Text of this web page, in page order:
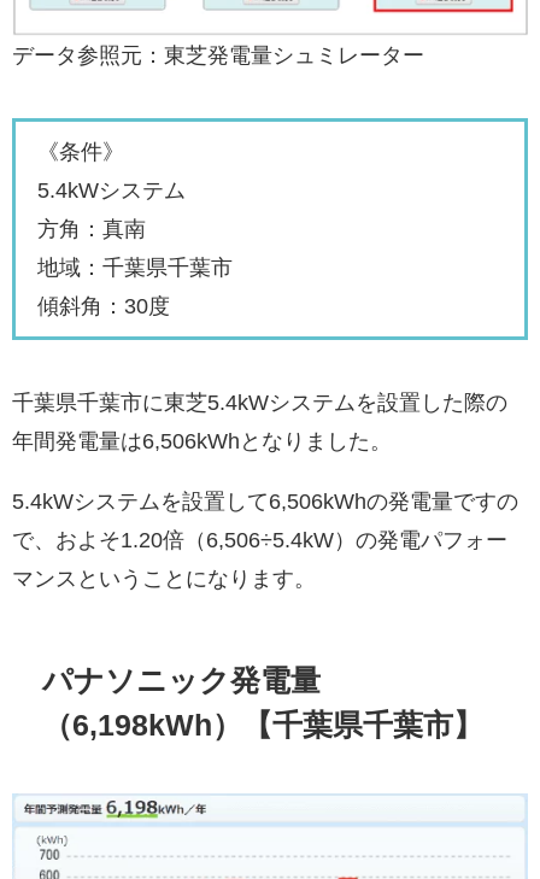
データ参照元：東芝発電量シュミレーター
《条件》
5.4kWシステム
方角：真南
地域：千葉県千葉市
傾斜角：30度
千葉県千葉市に東芝5.4kWシステムを設置した際の
年間発電量は6,506kWhとなりました。
5.4kWシステムを設置して6,506kWhの発電量ですの
で、およそ1.20倍（6,506÷5.4kW）の発電パフォー
マンスということになります。
パナソニック発電量
（6,198kWh）【千葉県千葉市】